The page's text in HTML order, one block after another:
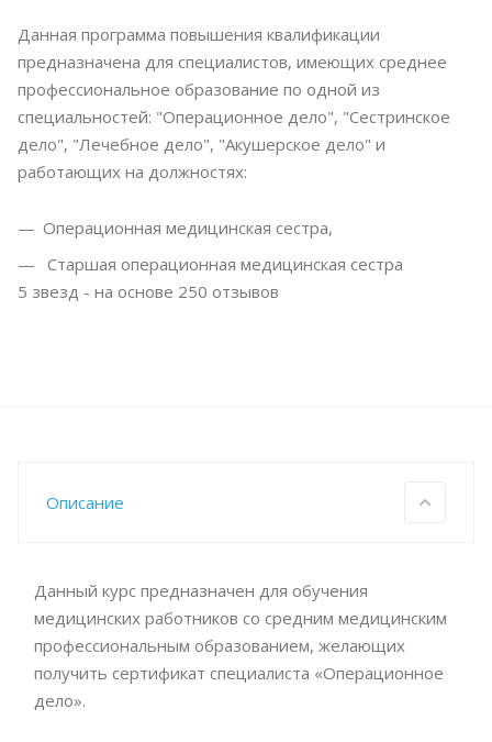
Данная программа повышения квалификации
предназначена для специалистов, имеющих среднее
профессиональное образование по одной из
специальностей: "Операционное дело", "Сестринское
дело", "Лечебное дело", "Акушерское дело" и
работающих на должностях:
Операционная медицинская сестра,
Старшая операционная медицинская сестра
5 звезд - на основе 250 отзывов
Описание
Данный курс предназначен для обучения
медицинских работников со средним медицинским
профессиональным образованием, желающих
получить сертификат специалиста «Операционное
дело».